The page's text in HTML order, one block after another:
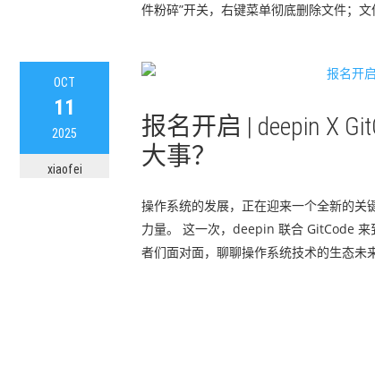
件粉碎”开关，右键菜单彻底删除文件；
OCT
11
2025
xiaofei
报名开启 | deepin X
大事？
操作系统的发展，正在迎来一个全新的
力量。 这一次，deepin 联合 GitCode 来
者们面对面，聊聊操作系统技术的生态